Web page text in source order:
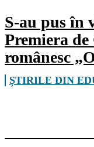
S-au pus în
Premiera
românesc
ȘTIRILE DIN